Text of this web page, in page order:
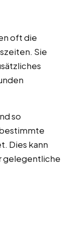
oft die
Sie
so
Dies kann
gelegentliche